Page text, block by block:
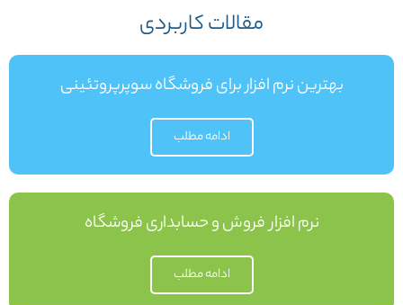
مقالات کاربردی
بهترین نرم افزار برای فروشگاه سوپرپروتئینی
ادامه مطلب
نرم افزار فروش و حسابداری فروشگاه
ادامه مطلب